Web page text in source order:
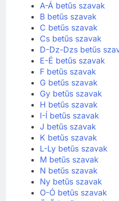
A-Á betűs szavak
B betűs szavak
C betűs szavak
Cs betűs szavak
D-Dz-Dzs betűs
E-É betűs szavak
F betűs szavak
G betűs szavak
Gy betűs szavak
H betűs szavak
I-Í betűs szavak
J betűs szavak
K betűs szavak
L-Ly betűs szavak
M betűs szavak
N betűs szavak
Ny betűs szavak
O-Ó betűs szavak